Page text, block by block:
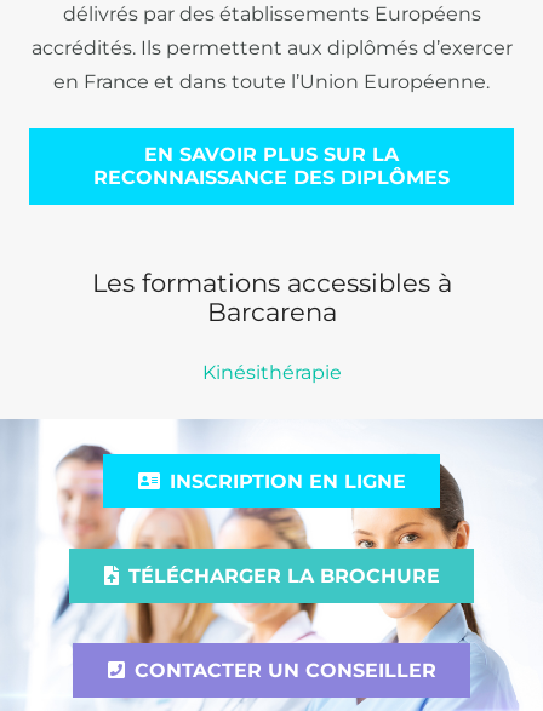
délivrés par des établissements Européens
accrédités. Ils permettent aux diplômés d’exercer
en France et dans toute l’Union Européenne.
EN SAVOIR PLUS SUR LA
RECONNAISSANCE DES DIPLÔMES
Les formations accessibles à
Barcarena
Kinésithérapie
INSCRIPTION EN LIGNE
TÉLÉCHARGER LA BROCHURE
CONTACTER UN CONSEILLER